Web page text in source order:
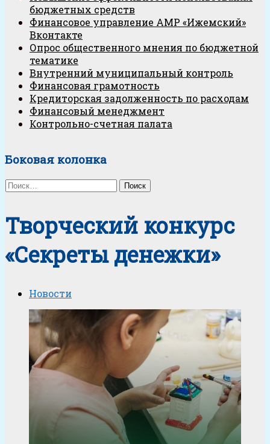
бюджетных средств
Финансовое управление АМР «Ижемский»
Вконтакте
Опрос общественного мнения по бюджетной
тематике
Внутренний муниципальный контроль
Финансовая грамотность
Кредиторская задолженность по расходам
Финансовый менеджмент
Контрольно-счетная палата
Боковая колонка
Найти:
Творческий конкурс
«Секреты денежки»
Новости